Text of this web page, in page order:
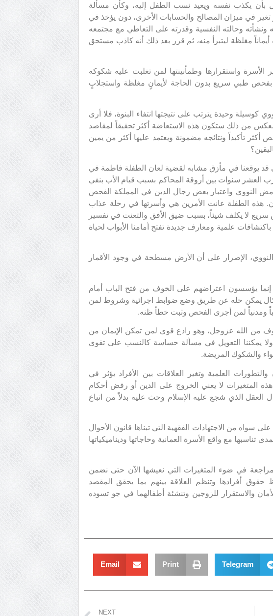
بأن يكذب نفسه ويعيد نسب الطفل إليه، وكأن مسألة
في ميزان المصالح والحسابات الأخرى، دون يؤخذ في
وحالته النفسية وقدرته على التعاطي مع مجتمعه
مغلظة ليتبرأ منه، ثم قرر بعد ذلك أنه كاذب مستحق
الأسرة واستقرارها وطمأنينتها لمن تغلبت عليه شكوكه
طبي سريع بدون الحاجة لأيمانٍ مغلظة واستجلابٍ
كوسيلة وحيدة يترتب على نتيجتها انتفاء البنوة، فلا أرى
من ذلك ستكون هذه الاستعاضة أكثر تحقيقاً لمقاصد
أكثر تأكيداً ونتائجه مضمونة ويعتمد عليها أكثر من يمين
قد يوقعنا في مأزق مشابه لقضية لعان الطفلة فاطمة في
العشر سنوات بين أروقة المحاكم بسبب قيام الأب بنفي
النووي واعتبار بعض رجال الدين في المملكة الفحص
هذه الطفلة عانت الأمرين هي وأسرتها في رحلة عذاب
لا يكلف شيئاً، بسبب ضيق الأفق والتعنت في تفسير
علمية ومعارف جديدة تفتح أمامنا الأبواب لحياة
الإصرار على أن الأرض مسطحة في وجود الأقمار
يؤسسون اعتراضهم على الخوف من فتح الباب أمام
يمكن حله عن طريق وضع ضوابط اجرائية وشروط لمن
ومدنياً لمن أجرى الفحص وثبت خطأ ظنه.
من الله عزوجل، وهو رادع قوي لمن تمكن الإيمان من
ولا يمكننا التعويل في مسألة حساسة كالنسب على تقوى
والشكوك المريضة.
العلمية وتغير العلاقات بين الأفراد يؤثر في
هذه المتغيرات لا يعني الخروج على الدين أو رفض أحكام
العقل الذي شجع عليه الإسلام وحث عليه بدلاً من اتباع
سواه من الاجتهادات الفقهية التي تبناها قانون الأحوال
مع واقع الأسرة العمانية وحاجاتها وديناميكياتها
في ضوء المتغيرات التي نعيشها الآن حتى نضمن
حقوق أفرادها وتنظم العلاقة بينهم بما يحقق المقصد
والاستقرار للزوجين وتنشئة أطفالهما في جو تسوده
Telegram
Print
Email
NEXT